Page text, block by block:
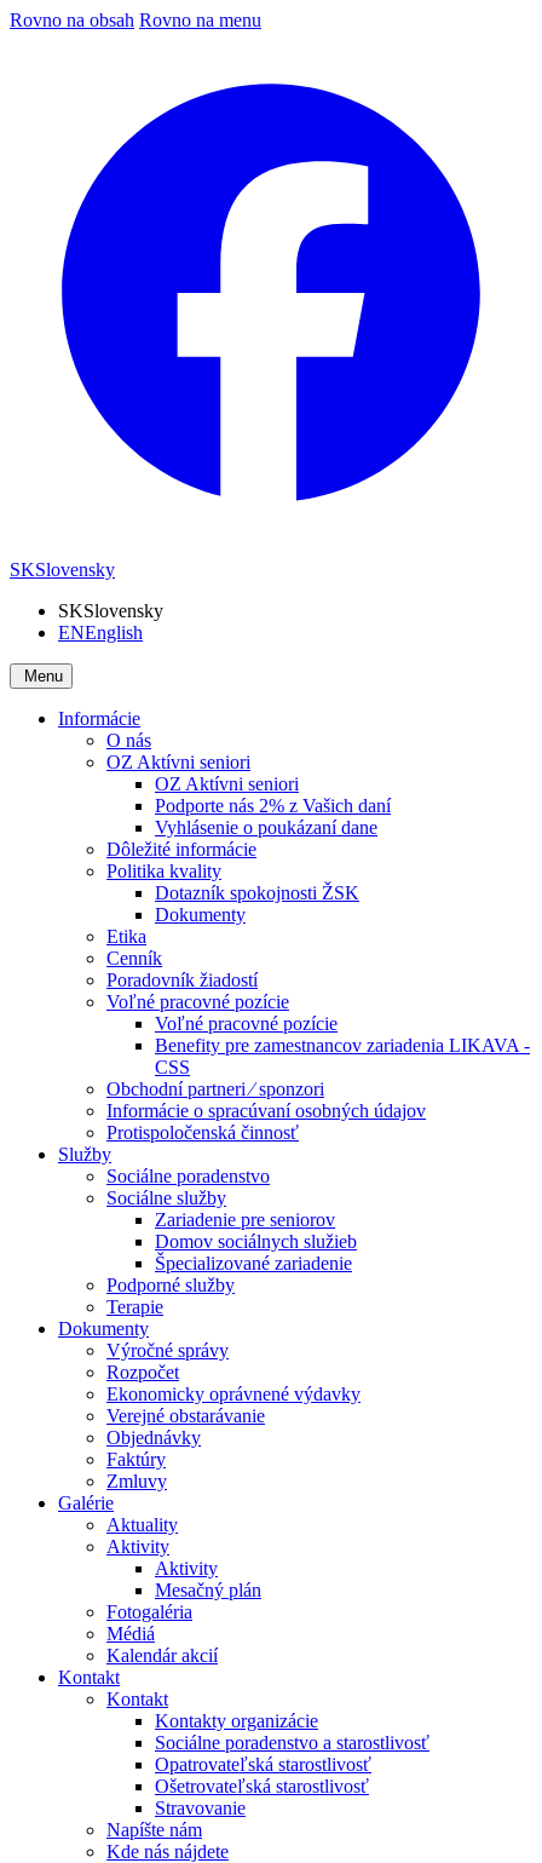
Rovno na obsah Rovno na menu
SKSlovensky
SKSlovensky
ENEnglish
Menu
Informácie
O nás
OZ Aktívni seniori
OZ Aktívni seniori
Podporte nás 2% z Vašich daní
Vyhlásenie o poukázaní dane
Dôležité informácie
Politika kvality
Dotazník spokojnosti ŽSK
Dokumenty
Etika
Cenník
Poradovník žiadostí
Voľné pracovné pozície
Voľné pracovné pozície
Benefity pre zamestnancov zariadenia LIKAVA -
CSS
Obchodní partneri ⁄ sponzori
Informácie o spracúvaní osobných údajov
Protispoločenská činnosť
Služby
Sociálne poradenstvo
Sociálne služby
Zariadenie pre seniorov
Domov sociálnych služieb
Špecializované zariadenie
Podporné služby
Terapie
Dokumenty
Výročné správy
Rozpočet
Ekonomicky oprávnené výdavky
Verejné obstarávanie
Objednávky
Faktúry
Zmluvy
Galérie
Aktuality
Aktivity
Aktivity
Mesačný plán
Fotogaléria
Médiá
Kalendár akcií
Kontakt
Kontakt
Kontakty organizácie
Sociálne poradenstvo a starostlivosť
Opatrovateľská starostlivosť
Ošetrovateľská starostlivosť
Stravovanie
Napíšte nám
Kde nás nájdete